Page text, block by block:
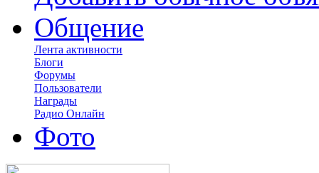
Общение
Лента активности
Блоги
Форумы
Пользователи
Награды
Радио Онлайн
Фото